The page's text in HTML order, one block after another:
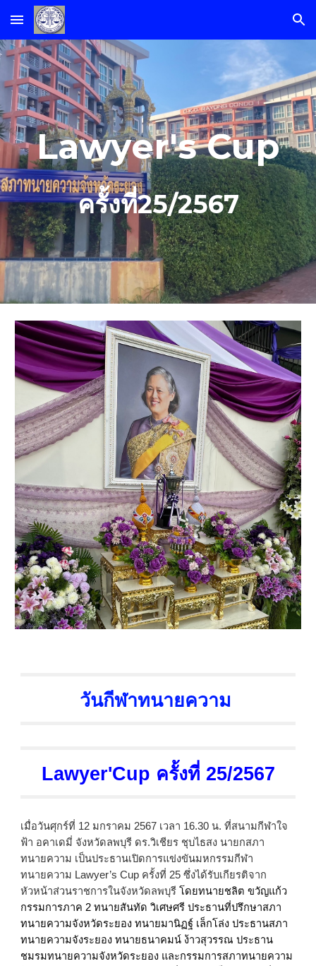
Skip to main content Skip to navigation
Lawyer's Cup
ครั้งที่25/2567
วันกีฬาทนายความ
Lawyer'Cup ครั้งที่ 25/2567
เมื่อวันศุกร์ที่ 12 มกราคม 2567 เวลา 16.30 น. ที่สนามกีฬาใจ
ฟ้า อคาเดมี่ จังหวัดลพบุรี ดร.วิเชียร ชุบไธสง นายกสภา
ทนายความ เป็นประธานเปิดการแข่งขันมหกรรมกีฬา
ทนายความ Lawyer’s Cup ครั้งที่ 25 ซึ่งได้รับเกียรติจาก
หัวหน้าส่วนราชการในจังหวัดลพบุรีโดยทนายชลิต ขวัญแก้ว
กรรมการภาค 2 ทนายสันทัด วิเศษศรี ประธานที่ปรึกษาสภา
ทนายความจังหวัดระยอง ทนายมานิฏฐ์ เล็กโล่ง ประธานสภา
ทนายความจังระยอง ทนายธนาคมน์ ง้าวสุวรรณ ประธาน
ชมรมทนายความจังหวัดระยอง และกรรมการสภาทนายความ